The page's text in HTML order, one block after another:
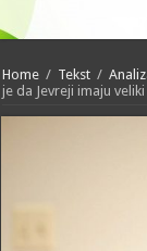
Home / Tekst /
je da Jevreji imaju